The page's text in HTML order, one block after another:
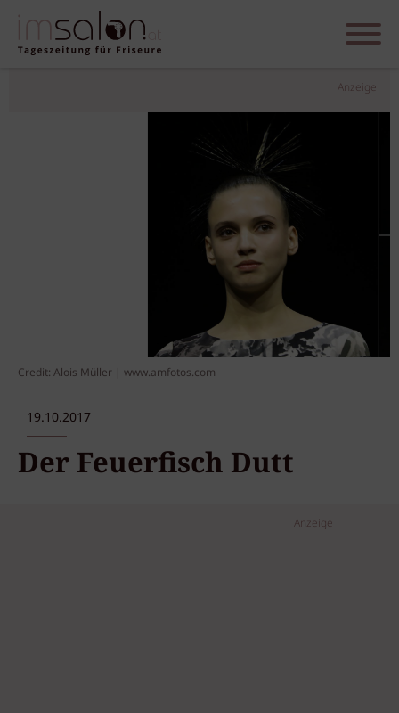
Anzeige
Credit: Alois Müller | www.amfotos.com
19.10.2017
Der Feuerfisch Dutt
Anzeige